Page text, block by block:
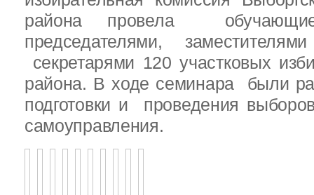
района провела
председателями,
секретарями 120 участковых
района. В ходе семинара были
подготовки и проведения
самоуправления.